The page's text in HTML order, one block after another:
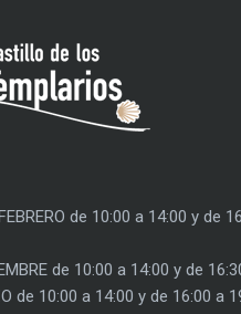
de 10:00 a 14:00 y de
de 10:00 a 14:00 y de
de 10:00 a 14:00 y de 16:00 a